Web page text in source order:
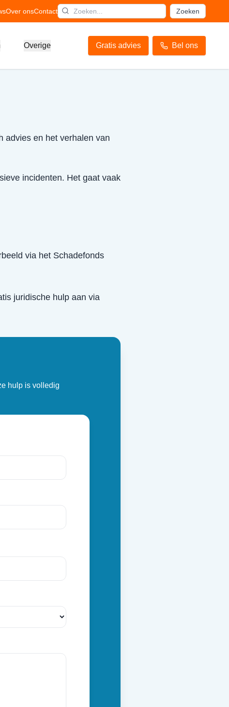
Over onsContact Zoeken
Overige Gratis advies Bel ons
advies en het verhalen van
incidenten. Het gaat vaak
via het Schadefonds
juridische hulp aan via
hulp is volledig